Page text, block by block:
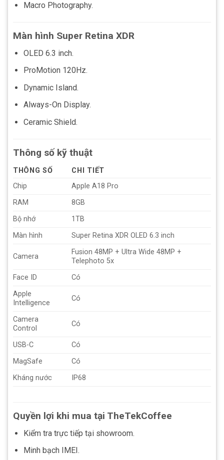
Macro Photography.
Màn hình Super Retina XDR
OLED 6.3 inch.
ProMotion 120Hz.
Dynamic Island.
Always-On Display.
Ceramic Shield.
Thông số kỹ thuật
THÔNG SỐ
CHI TIẾT
Chip
Apple A18 Pro
RAM
8GB
Bộ nhớ
1TB
Màn hình
Super Retina XDR OLED 6.3 inch
Camera
Fusion 48MP + Ultra Wide 48MP +
Telephoto 5x
Face ID
Có
Apple
Intelligence
Có
Camera
Control
Có
USB-C
Có
MagSafe
Có
Kháng nước
IP68
Quyền lợi khi mua tại TheTekCoffee
Kiểm tra trực tiếp tại showroom.
Minh bạch IMEI.